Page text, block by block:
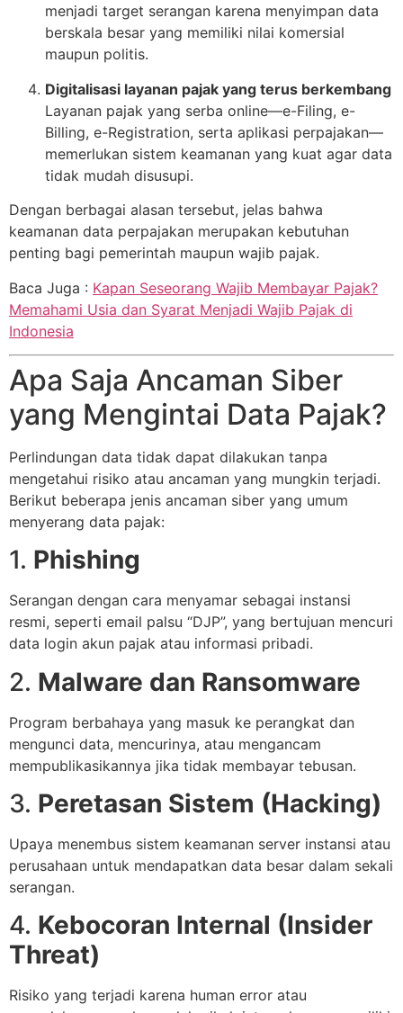
menjadi target serangan karena menyimpan data
berskala besar yang memiliki nilai komersial
maupun politis.
Digitalisasi layanan pajak yang terus berkembang
Layanan pajak yang serba online—e-Filing, e-
Billing, e-Registration, serta aplikasi perpajakan—
memerlukan sistem keamanan yang kuat agar data
tidak mudah disusupi.
Dengan berbagai alasan tersebut, jelas bahwa
keamanan data perpajakan merupakan kebutuhan
penting bagi pemerintah maupun wajib pajak.
Baca Juga : Kapan Seseorang Wajib Membayar Pajak?
Memahami Usia dan Syarat Menjadi Wajib Pajak di
Indonesia
Apa Saja Ancaman Siber
yang Mengintai Data Pajak?
Perlindungan data tidak dapat dilakukan tanpa
mengetahui risiko atau ancaman yang mungkin terjadi.
Berikut beberapa jenis ancaman siber yang umum
menyerang data pajak:
1. Phishing
Serangan dengan cara menyamar sebagai instansi
resmi, seperti email palsu “DJP”, yang bertujuan mencuri
data login akun pajak atau informasi pribadi.
2. Malware dan Ransomware
Program berbahaya yang masuk ke perangkat dan
mengunci data, mencurinya, atau mengancam
mempublikasikannya jika tidak membayar tebusan.
3. Peretasan Sistem (Hacking)
Upaya menembus sistem keamanan server instansi atau
perusahaan untuk mendapatkan data besar dalam sekali
serangan.
4. Kebocoran Internal (Insider
Threat)
Risiko yang terjadi karena human error atau